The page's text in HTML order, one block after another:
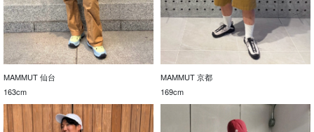
MAMMUT 仙台
163cm
MAMMUT 京都
169cm